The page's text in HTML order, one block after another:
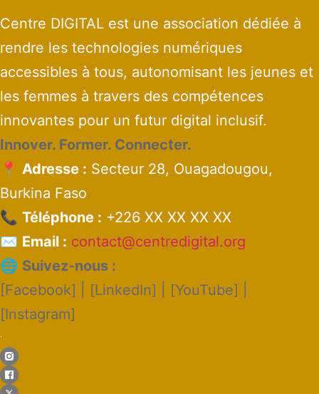
Centre DIGITAL est une association dédiée à
rendre les technologies numériques
accessibles à tous, autonomisant les jeunes et
les femmes à travers des compétences
innovantes pour un futur digital inclusif.
Innover. Former. Connecter.
📍 Adresse : Secteur 28, Ouagadougou,
Burkina Faso
📞 Téléphone : +226 XX XX XX XX
✉️ Email : contact@centredigital.org
🌐 Suivez-nous :
[Facebook] | [LinkedIn] | [YouTube] |
[Instagram]
.